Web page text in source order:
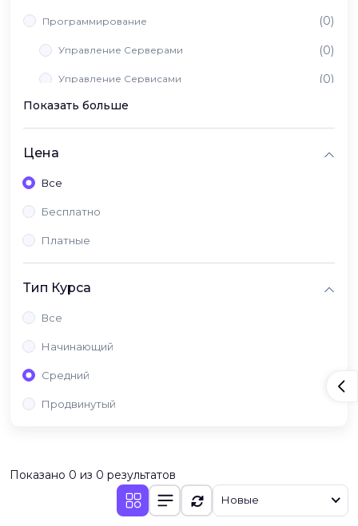
Программирование (0)
Управление Серверами (0)
Управление Сервисами (0)
Вайб Кодинг
Показать больше
Цена
Все
Бесплатно
Платные
Тип Курса
Все
Начинающий
Средний
Продвинутый
Показано 0 из 0 результатов
Новые